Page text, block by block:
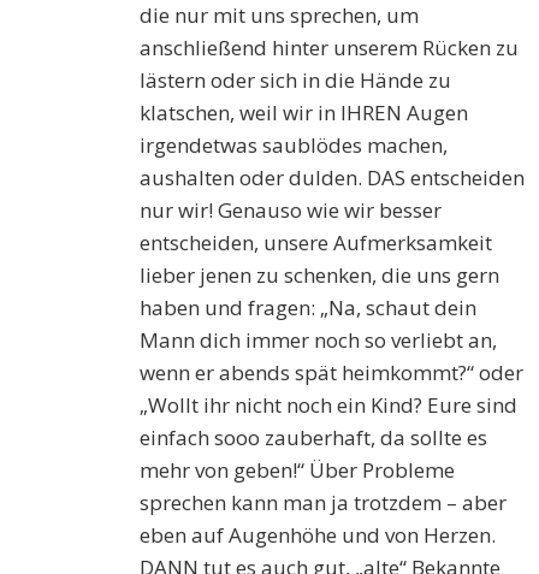
die nur mit uns sprechen, um
anschließend hinter unserem Rücken zu
lästern oder sich in die Hände zu
klatschen, weil wir in IHREN Augen
irgendetwas saublödes machen,
aushalten oder dulden. DAS entscheiden
nur wir! Genauso wie wir besser
entscheiden, unsere Aufmerksamkeit
lieber jenen zu schenken, die uns gern
haben und fragen: „Na, schaut dein
Mann dich immer noch so verliebt an,
wenn er abends spät heimkommt?“ oder
„Wollt ihr nicht noch ein Kind? Eure sind
einfach sooo zauberhaft, da sollte es
mehr von geben!“ Über Probleme
sprechen kann man ja trotzdem – aber
eben auf Augenhöhe und von Herzen.
DANN tut es auch gut, „alte“ Bekannte